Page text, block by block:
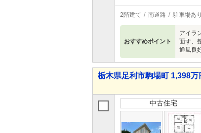
2階建て 南道路 駐車場あり
おすすめポイント
アイラ
面す、
通風良
栃木県足利市駒場町 1,398
中古住宅